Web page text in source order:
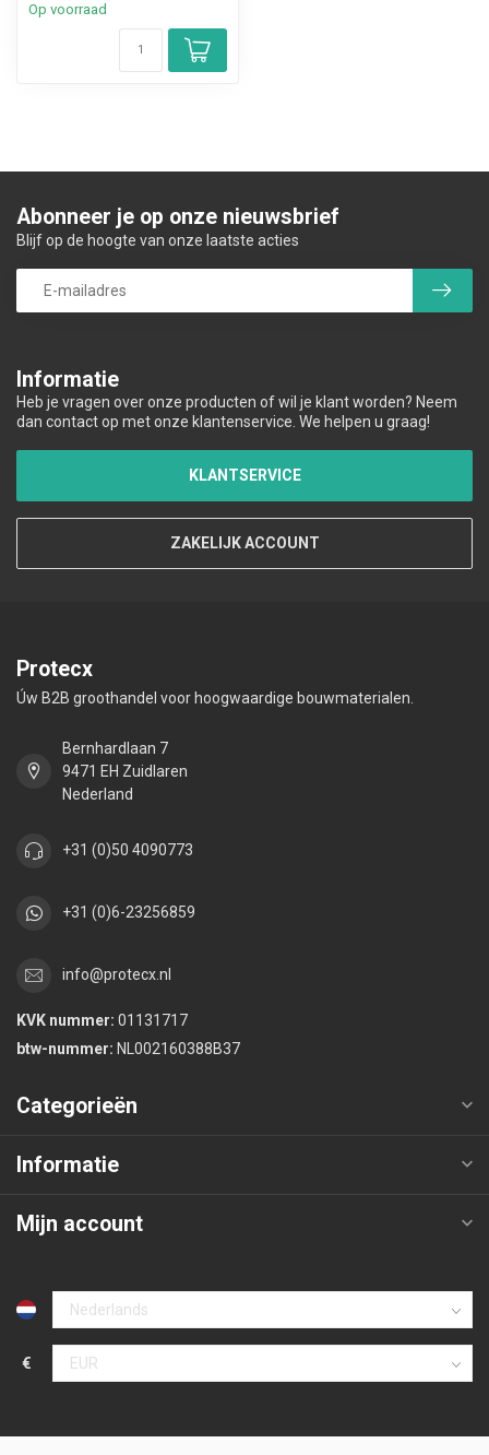
Op voorraad
Informatie
Heb je vragen over onze producten of wil je klant worden? Neem
dan contact op met onze klantenservice. We helpen u graag!
KLANTSERVICE
ZAKELIJK ACCOUNT
Abonneer je op onze nieuwsbrief
Blijf op de hoogte van onze laatste acties
Protecx
Úw B2B groothandel voor hoogwaardige bouwmaterialen.
Bernhardlaan 7
9471 EH Zuidlaren
Nederland
+31 (0)50 4090773
+31 (0)6-23256859
info@protecx.nl
KVK nummer: 01131717
btw-nummer: NL002160388B37
Categorieën
Informatie
Mijn account
€